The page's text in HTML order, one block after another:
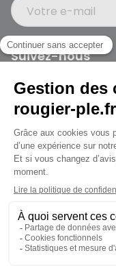
jusqu'au
Votre e-mail
Suivez-nous
Rougier et Plé 2024
Mentions légales
Conditions
Données personnelles
Paiement sécurisé